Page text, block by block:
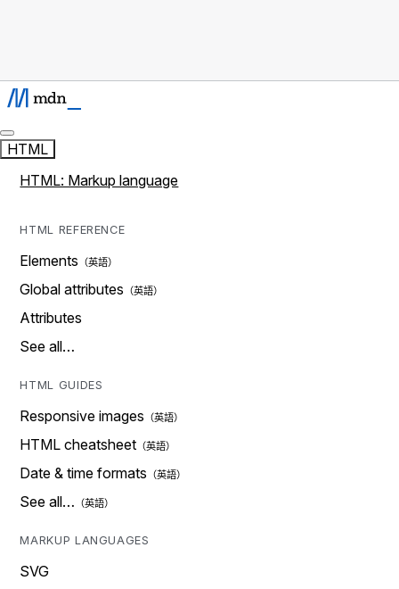
HTML
HTML: Markup language
HTML REFERENCE
Elements
Global attributes
Attributes
See all…
HTML GUIDES
Responsive images
HTML cheatsheet
Date & time formats
See all…
MARKUP LANGUAGES
SVG